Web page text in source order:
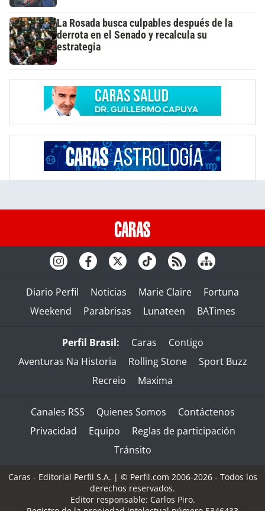
La Rosada busca culpables después de la
derrota en el Senado y recalcula su
estrategia
Diario Perfil Noticias Marie Claire
Fortuna
Weekend
Parabrisas Lunateen BATimes
Perfil Brasil: Caras
Contigo
Aventuras Na Historia
Rolling Stone
Sport Buzz
Recreio
Maxima
Canales RSS Quienes Somos
Contáctenos
Privacidad
Equipo
Reglas de participación
Tránsito
Caras - Editorial Perfil S.A. | © Perfil.com 2006-2026 - Todos los
derechos reservados.
Editor responsable: Carlos Piro.